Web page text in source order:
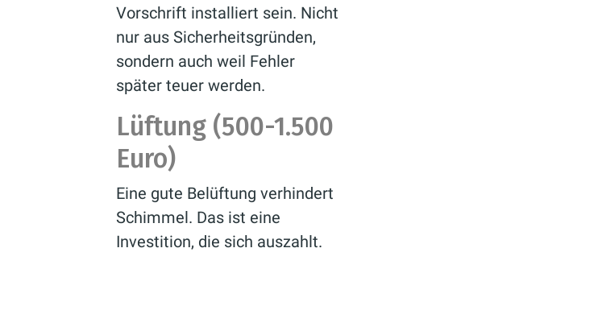
Vorschrift installiert sein. Nicht
nur aus Sicherheitsgründen,
sondern auch weil Fehler
später teuer werden.
Lüftung (500-1.500
Euro)
Eine gute Belüftung verhindert
Schimmel. Das ist eine
Investition, die sich auszahlt.